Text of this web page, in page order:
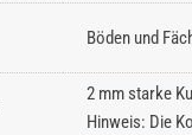
Böden und
2 mm starke
Hinweis: Die